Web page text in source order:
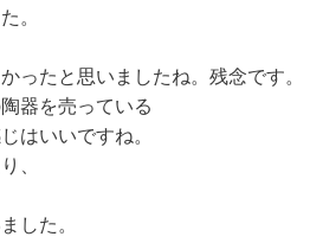
。
ったと思いましたね。残念です。
器を売っている
はいいですね。
、
した。